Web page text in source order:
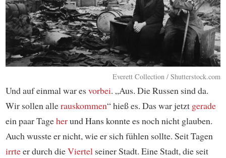
Everett Collection / Shutterstock.com
Und auf einmal war esvorbei. „Aus. Die Russen sind da.
Wir sollen allerauskommen“ hieß es. Das war jetzt gerade
ein paar Tageherund Hans konnte es noch nicht glauben.
Auch wusste er nicht, wie er sich fühlen sollte. Seit Tagen
irrteer durch dieViertelseiner Stadt. Eine Stadt, die seit